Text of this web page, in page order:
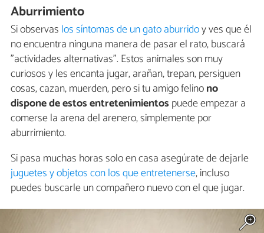
Aburrimiento
Si observas los síntomas de un gato aburridoy ves que él
no encuentra ninguna manera de pasar el rato, buscará
"actividades alternativas". Estos animales son muy
curiosos y les encanta jugar, arañan, trepan, persiguen
cosas, cazan, muerden, pero si tu amigo felinono
dispone de estos entretenimientos puede empezar a
comerse la arena del arenero, simplemente por
aburrimiento.
Si pasa muchas horas solo en casa asegúrate de dejarle
juguetes y objetos con los que entretenerse, incluso
puedes buscarle un compañero nuevo con el que jugar.